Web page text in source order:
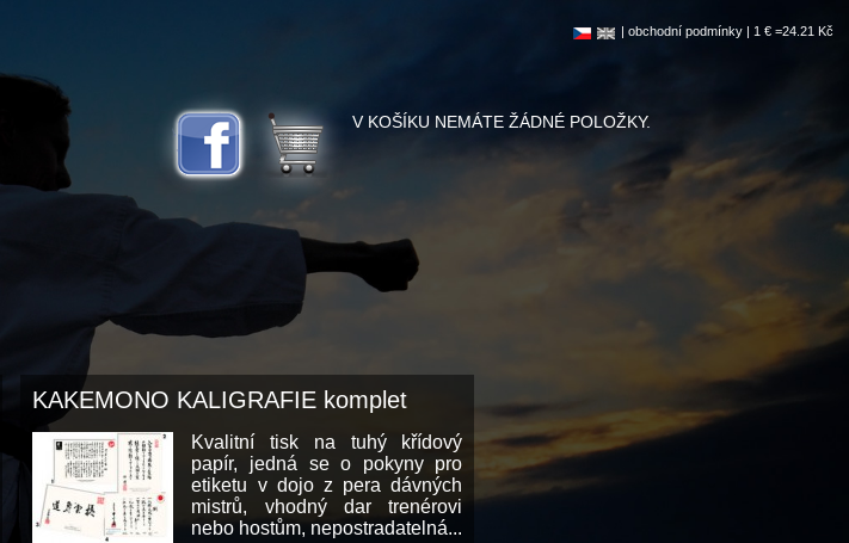
| obchodní podmínky| 1 € =24.21 Kč
V KOŠÍKU NEMÁTE ŽÁDNÉ POLOŽKY.
KAKEMONO KALIGRAFIE komplet
Kvalitní tisk na tuhý křídový
papír, jedná se o pokyny pro
etiketu v dojo z pera dávných
mistrů, vhodný dar trenérovi
nebo hostům, nepostradatelná...